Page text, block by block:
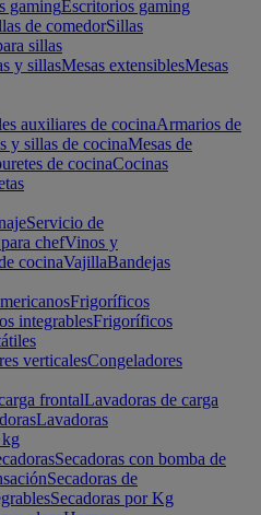
gamingEscritorios gaming
de comedorSillas
sillas
y sillasMesas extensiblesMesas
auxiliares de cocinaArmarios de
y sillas de cocinaMesas de
de cocinaCocinas
Servicio de
chefVinos y
cocinaVajillaBandejas
Frigoríficos
integrablesFrigoríficos
verticalesCongeladores
frontalLavadoras de carga
Lavadoras
Secadoras con bomba de
Secadoras de
Secadoras por Kg